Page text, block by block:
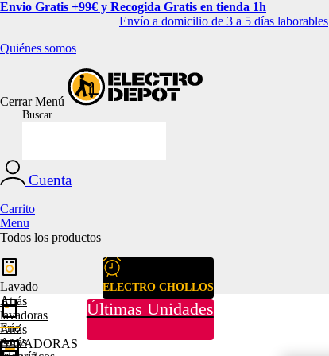
Envio Gratis +99€ y Recogida Gratis en tienda 1h
Envío a domicilio de 3 a 5 días laborables
Quiénes somos
CerrarMenú
Buscar
Cuenta
Carrito
Menu
Todos los productos
ELECTRO CHOLLOS
Últimas Unidades
Lavado
Atrás
lavadoras
Atrás
LAVADORAS
Frío
Atrás